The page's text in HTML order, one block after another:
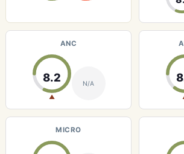
ANC
8.2
▲
N/A
MICRO